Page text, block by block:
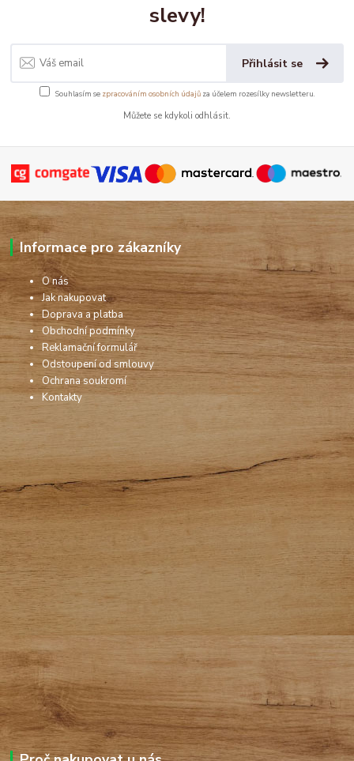
slevy!
Přihlásit se
Souhlasím se zpracováním osobních údajůza účelem rozesílky newsletteru.
Můžete se kdykoli odhlásit.
Informace pro zákazníky
O nás
Jak nakupovat
Doprava a platba
Obchodní podmínky
Reklamační formulář
Odstoupení od smlouvy
Ochrana soukromí
Kontakty